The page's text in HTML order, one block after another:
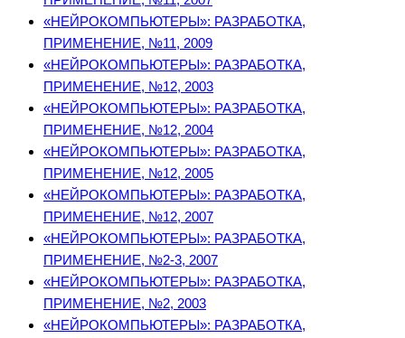
«НЕЙРОКОМПЬЮТЕРЫ»: РАЗРАБОТКА,
ПРИМЕНЕНИЕ, №11, 2009
«НЕЙРОКОМПЬЮТЕРЫ»: РАЗРАБОТКА,
ПРИМЕНЕНИЕ, №12, 2003
«НЕЙРОКОМПЬЮТЕРЫ»: РАЗРАБОТКА,
ПРИМЕНЕНИЕ, №12, 2004
«НЕЙРОКОМПЬЮТЕРЫ»: РАЗРАБОТКА,
ПРИМЕНЕНИЕ, №12, 2005
«НЕЙРОКОМПЬЮТЕРЫ»: РАЗРАБОТКА,
ПРИМЕНЕНИЕ, №12, 2007
«НЕЙРОКОМПЬЮТЕРЫ»: РАЗРАБОТКА,
ПРИМЕНЕНИЕ, №2-3, 2007
«НЕЙРОКОМПЬЮТЕРЫ»: РАЗРАБОТКА,
ПРИМЕНЕНИЕ, №2, 2003
«НЕЙРОКОМПЬЮТЕРЫ»: РАЗРАБОТКА,